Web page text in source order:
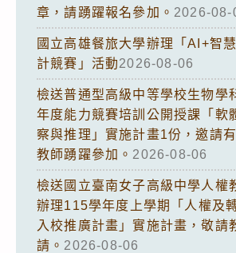
章，請踴躍報名參加。 2026-08-
國立高雄餐旅大學辦理「AI+智
計競賽」活動2026-08-06
檢送普通型高級中等學校生物學
年度能力競賽培訓公開授課「軟
察與推理」實施計畫1份，邀請
教師踴躍參加。 2026-08-06
檢送國立臺南女子高級中學人權
辦理115學年度上學期「人權及
入校推廣計畫」實施計畫，敬請
請。 2026-08-06